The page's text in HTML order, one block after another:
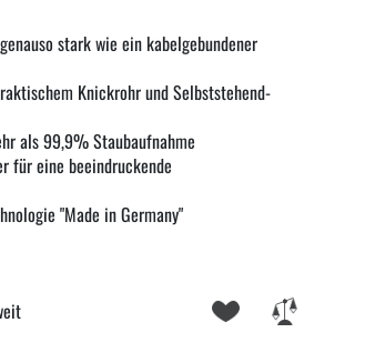
stark wie ein kabelgebundener
Knickrohr und Selbststehend-
als 99,9% Staubaufnahme
für eine beeindruckende
"Made in Germany"